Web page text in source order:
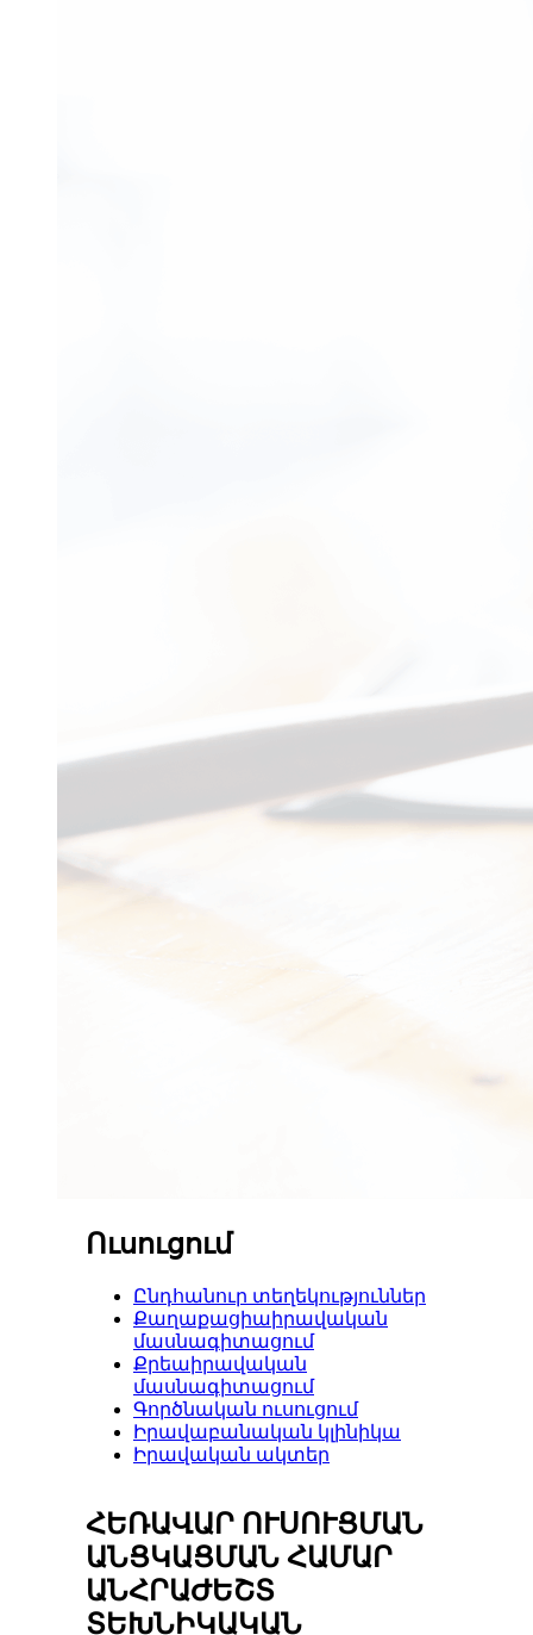
Ուսուցում
Ընդհանուր տեղեկություններ
Քաղաքացիաիրավական
մասնագիտացում
Քրեաիրավական
մասնագիտացում
Գործնական ուսուցում
Իրավաբանական կլինիկա
Իրավական ակտեր
ՀԵՌԱՎԱՐ ՈՒՍՈՒՑՄԱՆ
ԱՆՑԿԱՑՄԱՆ ՀԱՄԱՐ
ԱՆՀՐԱԺԵՇՏ
ՏԵԽՆԻԿԱԿԱՆ